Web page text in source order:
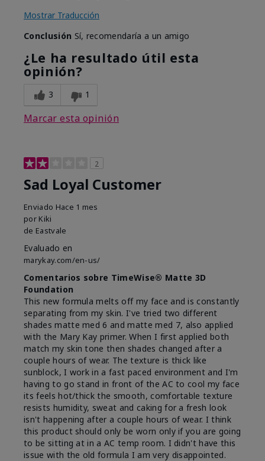
Mostrar Traducción
Conclusión Sí, recomendaría a un amigo
¿Le ha resultado útil esta
opinión?
3 1
Marcar esta opinión
2
Sad Loyal Customer
Enviado Hace 1 mes
por Kiki
de Eastvale
Evaluado en
marykay.com/en-us/
Comentarios sobre TimeWise® Matte 3D
Foundation
This new formula melts off my face and is constantly
separating from my skin. I've tried two different
shades matte med 6 and matte med 7, also applied
with the Mary Kay primer. When I first applied both
match my skin tone then shades changed after a
couple hours of wear. The texture is thick like
sunblock, I work in a fast paced environment and I'm
having to go stand in front of the AC to cool my face
its feels hot/thick the smooth, comfortable texture
resists humidity, sweat and caking for a fresh look
isn't happening after a couple hours of wear. I think
this product should only be worn only if you are going
to be sitting at in a AC temp room. I didn't have this
issue with the old formula I am very disappointed.